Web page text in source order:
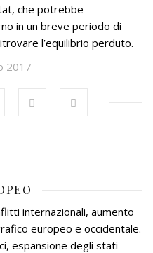
che potrebbe
in un breve periodo di
l’equilibrio perduto.
2017
internazionali, aumento
europeo e occidentale.
espansione degli stati